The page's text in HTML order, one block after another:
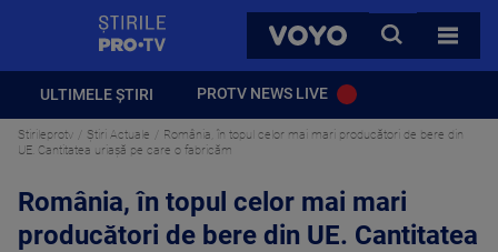
VOYO
CAUTA
TOATE
ULTIMELE ȘTIRI PROTV NEWS LIVE
Stirileprotv Știri Actuale
România, în topul celor mai mari producători de bere din
UE. Cantitatea uriașă pe care o fabricăm
România, în topul celor mai mari
producători de bere din UE. Cantitatea